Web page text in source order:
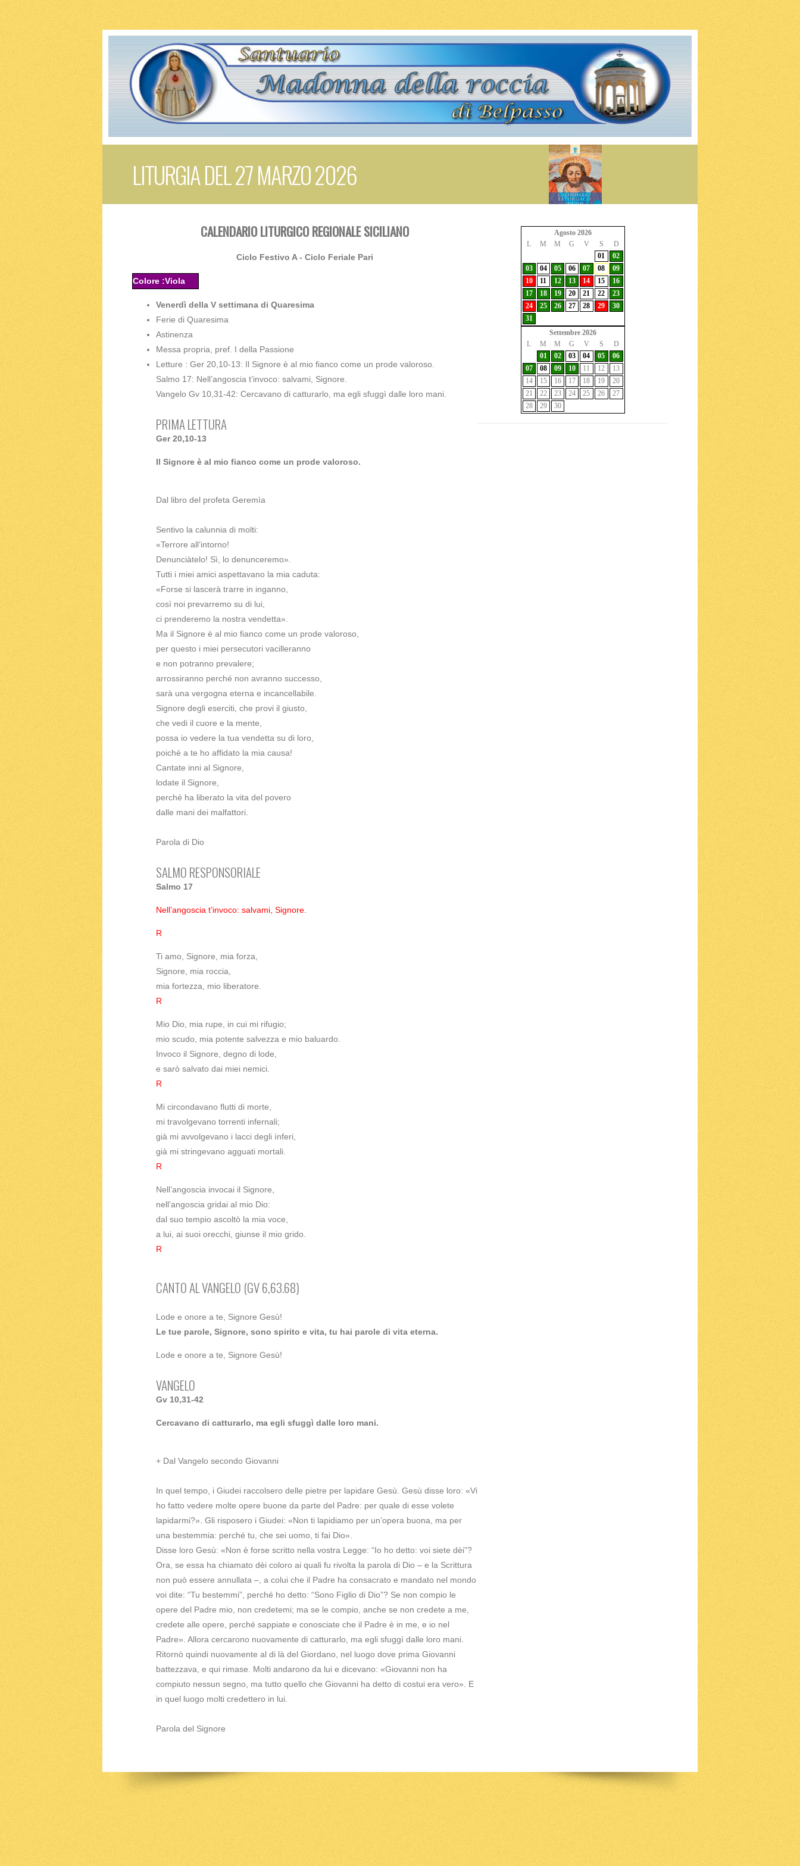
LITURGIA DEL 27 MARZO 2026
CALENDARIO LITURGICO REGIONALE SICILIANO
Ciclo Festivo A - Ciclo Feriale Pari
Colore :Viola
Venerdì della V settimana di Quaresima
Ferie di Quaresima
Astinenza
Messa propria, pref. I della Passione
Letture : Ger 20,10-13: Il Signore è al mio fianco come un prode valoroso.
Salmo 17: Nell’angoscia t’invoco: salvami, Signore.
Vangelo Gv 10,31-42: Cercavano di catturarlo, ma egli sfuggì dalle loro mani.
PRIMA LETTURA
Ger 20,10-13
Il Signore è al mio fianco come un prode valoroso.
Dal libro del profeta Geremìa
Sentivo la calunnia di molti:
«Terrore all’intorno!
Denunciàtelo! Sì, lo denunceremo».
Tutti i miei amici aspettavano la mia caduta:
«Forse si lascerà trarre in inganno,
così noi prevarremo su di lui,
ci prenderemo la nostra vendetta».
Ma il Signore è al mio fianco come un prode valoroso,
per questo i miei persecutori vacilleranno
e non potranno prevalere;
arrossiranno perché non avranno successo,
sarà una vergogna eterna e incancellabile.
Signore degli eserciti, che provi il giusto,
che vedi il cuore e la mente,
possa io vedere la tua vendetta su di loro,
poiché a te ho affidato la mia causa!
Cantate inni al Signore,
lodate il Signore,
perché ha liberato la vita del povero
dalle mani dei malfattori.
Parola di Dio
SALMO RESPONSORIALE
Salmo 17
Nell’angoscia t’invoco: salvami, Signore.
R
Ti amo, Signore, mia forza,
Signore, mia roccia,
mia fortezza, mio liberatore.
R
Mio Dio, mia rupe, in cui mi rifugio;
mio scudo, mia potente salvezza e mio baluardo.
Invoco il Signore, degno di lode,
e sarò salvato dai miei nemici.
R
Mi circondavano flutti di morte,
mi travolgevano torrenti infernali;
già mi avvolgevano i lacci degli ínferi,
già mi stringevano agguati mortali.
R
Nell’angoscia invocai il Signore,
nell’angoscia gridai al mio Dio:
dal suo tempio ascoltò la mia voce,
a lui, ai suoi orecchi, giunse il mio grido.
R
CANTO AL VANGELO (GV 6,63.68)
Lode e onore a te, Signore Gesù!
Le tue parole, Signore, sono spirito e vita, tu hai parole di vita eterna.
Lode e onore a te, Signore Gesù!
VANGELO
Gv 10,31-42
Cercavano di catturarlo, ma egli sfuggì dalle loro mani.
+ Dal Vangelo secondo Giovanni
In quel tempo, i Giudei raccolsero delle pietre per lapidare Gesù. Gesù disse loro: «Vi
ho fatto vedere molte opere buone da parte del Padre: per quale di esse volete
lapidarmi?». Gli risposero i Giudei: «Non ti lapidiamo per un’opera buona, ma per
una bestemmia: perché tu, che sei uomo, ti fai Dio».
Disse loro Gesù: «Non è forse scritto nella vostra Legge: “Io ho detto: voi siete dèi”?
Ora, se essa ha chiamato dèi coloro ai quali fu rivolta la parola di Dio – e la Scrittura
non può essere annullata –, a colui che il Padre ha consacrato e mandato nel mondo
voi dite: “Tu bestemmi”, perché ho detto: “Sono Figlio di Dio”? Se non compio le
opere del Padre mio, non credetemi; ma se le compio, anche se non credete a me,
credete alle opere, perché sappiate e conosciate che il Padre è in me, e io nel
Padre». Allora cercarono nuovamente di catturarlo, ma egli sfuggì dalle loro mani.
Ritornò quindi nuovamente al di là del Giordano, nel luogo dove prima Giovanni
battezzava, e qui rimase. Molti andarono da lui e dicevano: «Giovanni non ha
compiuto nessun segno, ma tutto quello che Giovanni ha detto di costui era vero». E
in quel luogo molti credettero in lui.
Parola del Signore
Agosto 2026
L
M M G V S
D
01
02
03
04 05 06 07 08
09
10
11 12 13 14 15
16
17
18 19 20 21 22
23
24
25 26 27 28 29
30
31
Settembre 2026
L
M M G V S
D
01
02 03 04 05
06
07
08 09 10 11 12
13
14
15 16 17 18 19
20
21
22 23 24 25 26
27
28
29 30